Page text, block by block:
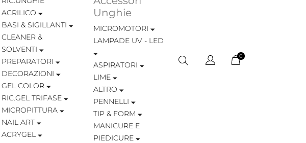
ACRILICO
BASI & SIGILLANTI
CLEANER &
SOLVENTI
PREPARATORI
DECORAZIONI
GEL COLOR
RIC.GEL TRIFASE
MICROPITTURA
NAIL ART
ACRYGEL
Unghie
MICROMOTORI
LAMPADE UV - LED
ASPIRATORI
LIME
ALTRO
PENNELLI
TIP & FORM
MANICURE E
PIEDICURE
0